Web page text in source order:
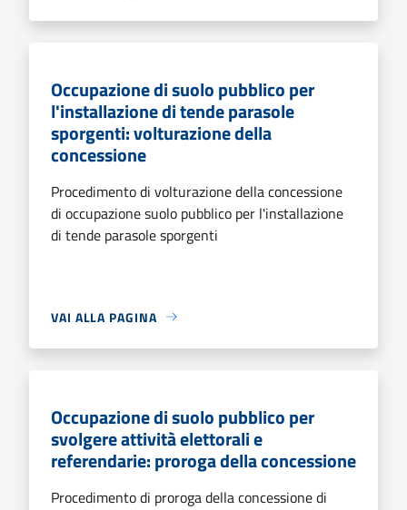
Occupazione di suolo pubblico per
l'installazione di tende parasole
sporgenti: volturazione della
concessione
Procedimento di volturazione della concessione
di occupazione suolo pubblico per l'installazione
di tende parasole sporgenti
VAI ALLA PAGINA
Occupazione di suolo pubblico per
svolgere attività elettorali e
referendarie: proroga della concessione
Procedimento di proroga della concessione di